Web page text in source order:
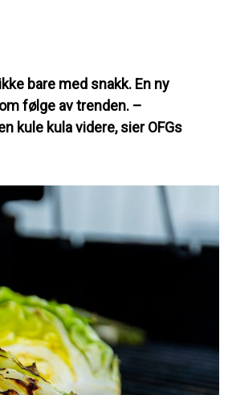
bare med snakk. En ny
følge av trenden. –
kule kulavidere, sier OFGs